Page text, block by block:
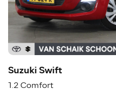
Suzuki Swift
1.2 Comfort